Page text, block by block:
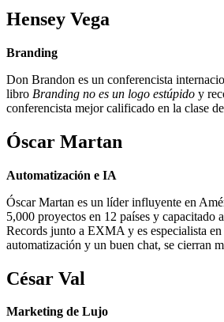
Hensey Vega
Branding
Don Brandon es un conferencista
libro Branding no es un logo estúpido y
conferencista mejor calificado en la clase
Óscar Martan
Automatización e IA
Óscar Martan es un líder influyente en
5,000 proyectos en 12 países y capacitado
Records junto a EXMA y es especialista
automatización y un buen chat, se cierran
César Val
Marketing de Lujo